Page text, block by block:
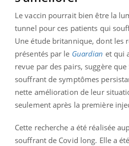
Le vaccin pourrait bien être la
tunnel pour ces patients qui
Une étude britannique, dont les
présentés par le Guardian et qui
revue par des pairs, suggère
souffrant de symptômes
nette amélioration de leur
seulement après la première
Cette recherche a été réalisée
souffrant de Covid long. Elle a